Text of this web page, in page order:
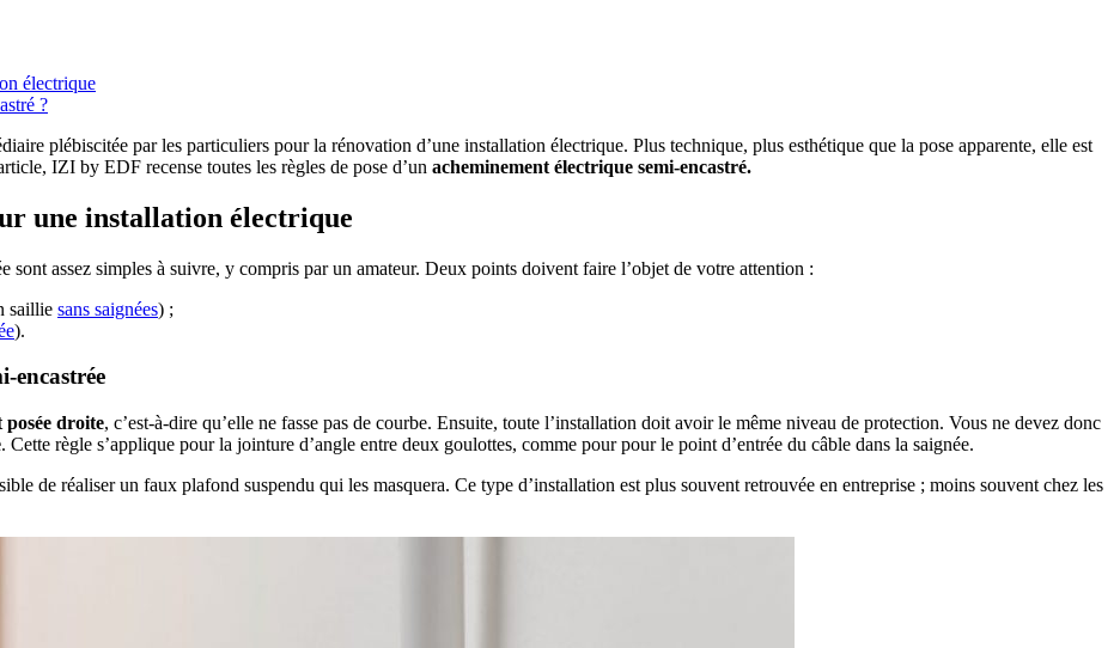
électrique
?
plébiscitée par les particuliers pour la rénovation d’une installation électrique. Plus technique, plus esthétique que la pose apparente, elle est
IZI by EDF recense toutes les règles de pose d’un acheminement électrique semi-encastré.
une installation électrique
sont assez simples à suivre, y compris par un amateur. Deux points doivent faire l’objet de votre attention :
saillie sans saignées) ;
).
encastrée
posée droite, c’est-à-dire qu’elle ne fasse pas de courbe. Ensuite, toute l’installation doit avoir le même niveau de protection. Vous ne devez donc
. Cette règle s’applique pour la jointure d’angle entre deux goulottes, comme pour pour le point d’entrée du câble dans la saignée.
de réaliser un faux plafond suspendu qui les masquera. Ce type d’installation est plus souvent retrouvée en entreprise ; moins souvent chez les